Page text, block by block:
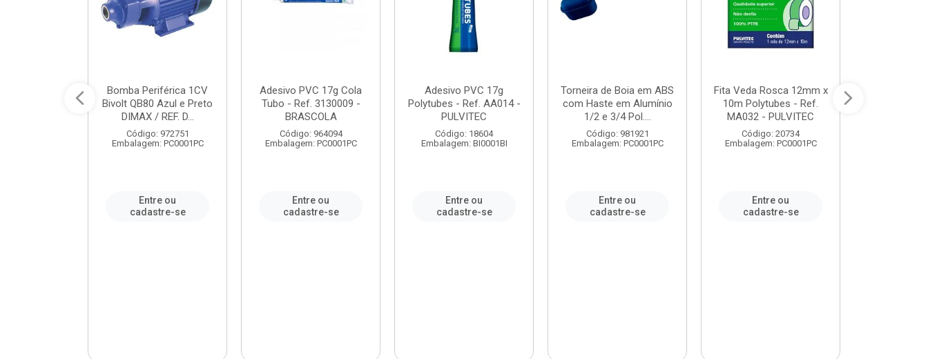
Bomba Periférica 1CV
Bivolt QB80 Azul e Preto
DIMAX / REF. D...
Código: 972751
Embalagem: PC0001PC
Entre ou
cadastre-se
Adesivo PVC 17g Cola
Tubo - Ref. 3130009 -
BRASCOLA
Código: 964094
Embalagem: PC0001PC
Entre ou
cadastre-se
Adesivo PVC 17g
Polytubes - Ref. AA014 -
PULVITEC
Código: 18604
Embalagem: BI0001BI
Entre ou
cadastre-se
Torneira de Boia em ABS
com Haste em Alumínio
1/2 e 3/4 Pol....
Código: 981921
Embalagem: PC0001PC
Entre ou
cadastre-se
Fita Veda Rosca 12mm x
10m Polytubes - Ref.
MA032 - PULVITEC
Código: 20734
Embalagem: PC0001PC
Entre ou
cadastre-se